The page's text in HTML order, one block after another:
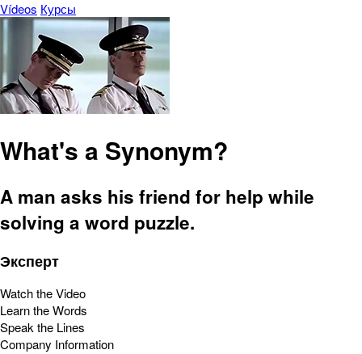
Vídeos Курсы
What's a Synonym?
A man asks his friend for help while
solving a word puzzle.
Эксперт
Watch the Video
Learn the Words
Speak the Lines
Company Information